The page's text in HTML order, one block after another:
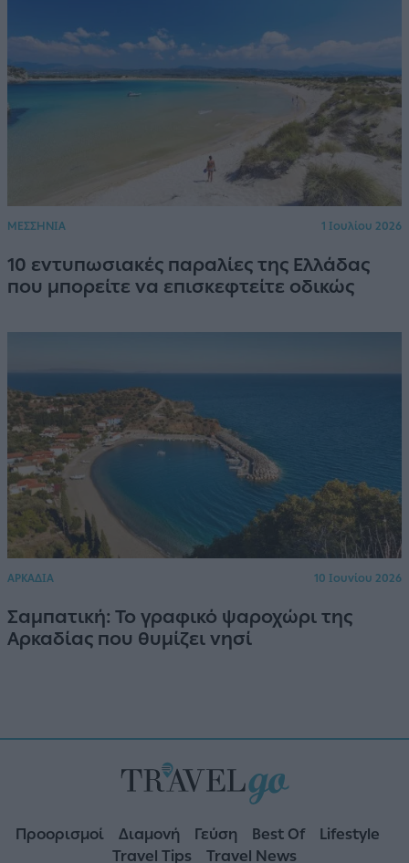
ΜΕΣΣΗΝΙΑ 1 Ιουλίου 2026
10 εντυπωσιακές παραλίες της Ελλάδας
που μπορείτε να επισκεφτείτε οδικώς
ΑΡΚΑΔΙΑ 10 Ιουνίου 2026
Σαμπατική: Το γραφικό ψαροχώρι της
Αρκαδίας που θυμίζει νησί
Προορισμοί Διαμονή Γεύση Best Of
Lifestyle
Travel Tips
Travel News